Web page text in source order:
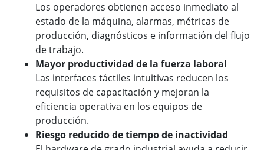
Los operadores obtienen acceso inmediato al
estado de la máquina, alarmas, métricas de
producción, diagnósticos e información del flujo
de trabajo.
Mayor productividad de la fuerza laboral
Las interfaces táctiles intuitivas reducen los
requisitos de capacitación y mejoran la
eficiencia operativa en los equipos de
producción.
Riesgo reducido de tiempo de inactividad